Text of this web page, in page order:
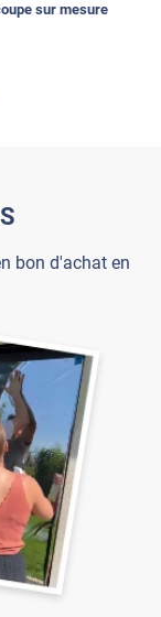
sur mesure
bon d'achat en